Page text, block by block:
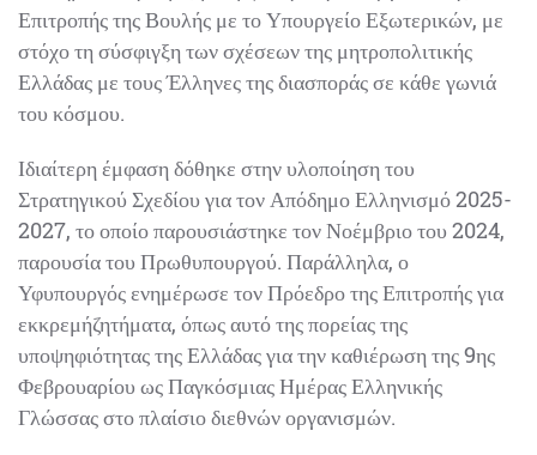
Επιτροπής της Βουλής με το Υπουργείο Εξωτερικών, με
στόχο τη σύσφιγξη των σχέσεων της μητροπολιτικής
Ελλάδας με τους Έλληνες της διασποράς σε κάθε γωνιά
του κόσμου.
Ιδιαίτερη έμφαση δόθηκε στην υλοποίηση του
Στρατηγικού Σχεδίου για τον Απόδημο Ελληνισμό 2025-
2027, το οποίο παρουσιάστηκε τον Νοέμβριο του 2024,
παρουσία του Πρωθυπουργού. Παράλληλα, ο
Υφυπουργός ενημέρωσε τον Πρόεδρο της Επιτροπής για
εκκρεμήζητήματα, όπως αυτό της πορείας της
υποψηφιότητας της Ελλάδας για την καθιέρωση της 9ης
Φεβρουαρίου ως Παγκόσμιας Ημέρας Ελληνικής
Γλώσσας στο πλαίσιο διεθνών οργανισμών.